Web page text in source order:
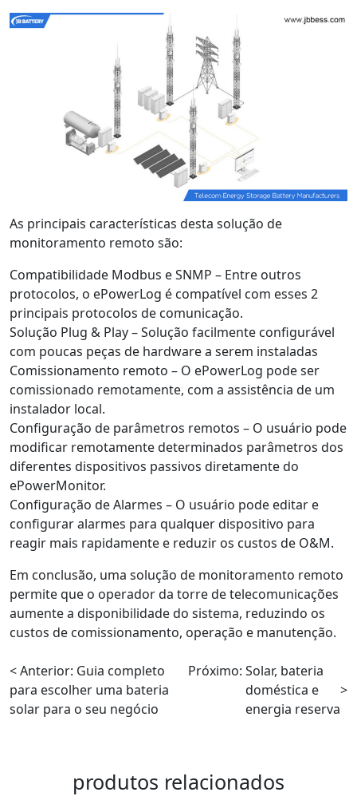
As principais características desta solução de
monitoramento remoto são:
Compatibilidade Modbus e SNMP – Entre outros
protocolos, o ePowerLog é compatível com esses 2
principais protocolos de comunicação.
Solução Plug & Play – Solução facilmente configurável
com poucas peças de hardware a serem instaladas
Comissionamento remoto – O ePowerLog pode ser
comissionado remotamente, com a assistência de um
instalador local.
Configuração de parâmetros remotos – O usuário pode
modificar remotamente determinados parâmetros dos
diferentes dispositivos passivos diretamente do
ePowerMonitor.
Configuração de Alarmes – O usuário pode editar e
configurar alarmes para qualquer dispositivo para
reagir mais rapidamente e reduzir os custos de O&M.
Em conclusão, uma solução de monitoramento remoto
permite que o operador da torre de telecomunicações
aumente a disponibilidade do sistema, reduzindo os
custos de comissionamento, operação e manutenção.
< Anterior: Guia completo
para escolher uma bateria
solar para o seu negócio
Próximo: Solar, bateria
doméstica e
energia reserva
>
produtos relacionados